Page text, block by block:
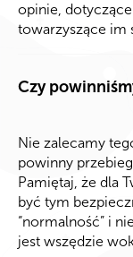
opinie,
towarzyszące im
Czy
Nie zalecamy
powinny
Pamiętaj, że dla
być tym
“normalność” i
jest wszędzie